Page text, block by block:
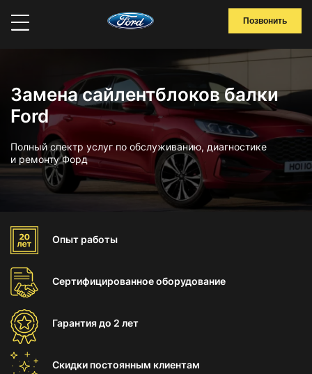
Позвонить
Замена сайлентблоков балки
Ford
Полный спектр услуг по обслуживанию, диагностике
и ремонту Форд
Опыт работы
Сертифицированноеоборудование
Гарантиядо 2 лет
Скидки постоянным клиентам